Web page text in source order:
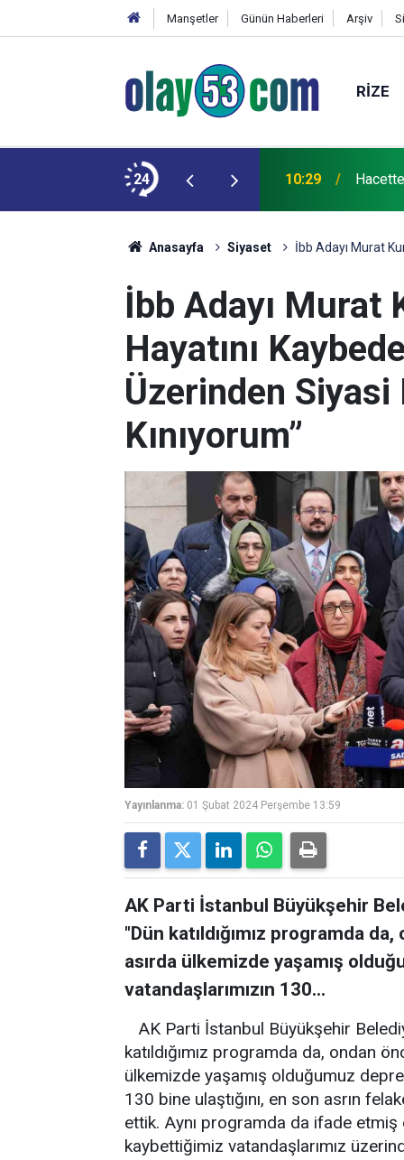
Manşetler Günün Haberleri Arşiv
RIZE
24
tarife değişikliğine gitti 10:29
Anasayfa Siyaset İbb Adayı Murat
İbb Adayı Murat
Hayatını
Üzerinden Siyasi
Kınıyorum”
Yayınlanma: 01 Şubat 2024 Perşembe 13:59
AK Parti İstanbul Büyükşehir
"Dün katıldığımız programda
asırda ülkemizde yaşamış
vatandaşlarımızın 130...
AK Parti İstanbul Büyükşehir
katıldığımız programda da, ondan
ülkemizde yaşamış olduğumuz
130 bine ulaştığını, en son asrın
ettik. Aynı programda da ifade
kaybettiğimiz vatandaşlarımız